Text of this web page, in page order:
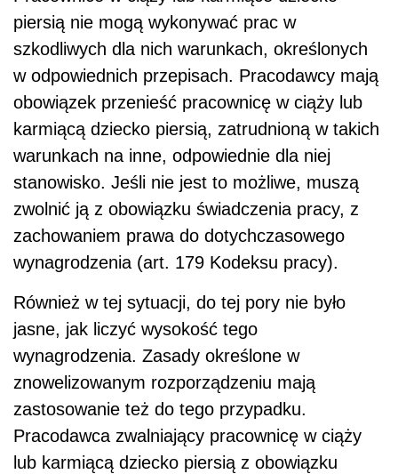
piersią nie mogą wykonywać prac w
szkodliwych dla nich warunkach, określonych
w odpowiednich przepisach. Pracodawcy mają
obowiązek przenieść pracownicę w ciąży lub
karmiącą dziecko piersią, zatrudnioną w takich
warunkach na inne, odpowiednie dla niej
stanowisko. Jeśli nie jest to możliwe, muszą
zwolnić ją z obowiązku świadczenia pracy, z
zachowaniem prawa do dotychczasowego
wynagrodzenia (art. 179 Kodeksu pracy).
Również w tej sytuacji, do tej pory nie było
jasne, jak liczyć wysokość tego
wynagrodzenia. Zasady określone w
znowelizowanym rozporządzeniu mają
zastosowanie też do tego przypadku.
Pracodawca zwalniający pracownicę w ciąży
lub karmiącą dziecko piersią z obowiązku